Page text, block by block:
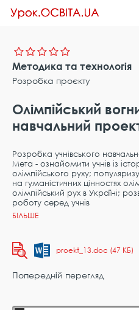
Методика та технологія
Розробка проєкту
Олімпійський
навчальний
Розробка учнівського
Мета - ознайомити учнів із
олімпійського руху;
на гуманістичних цінностях
олімпійський рух в Україні;
роботу серед учнів
proekt_13.doc (47 КБ)
Попередній перегляд